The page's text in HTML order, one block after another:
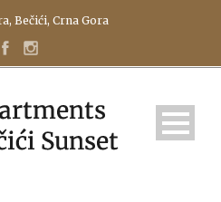
Bečići, Crna Gora